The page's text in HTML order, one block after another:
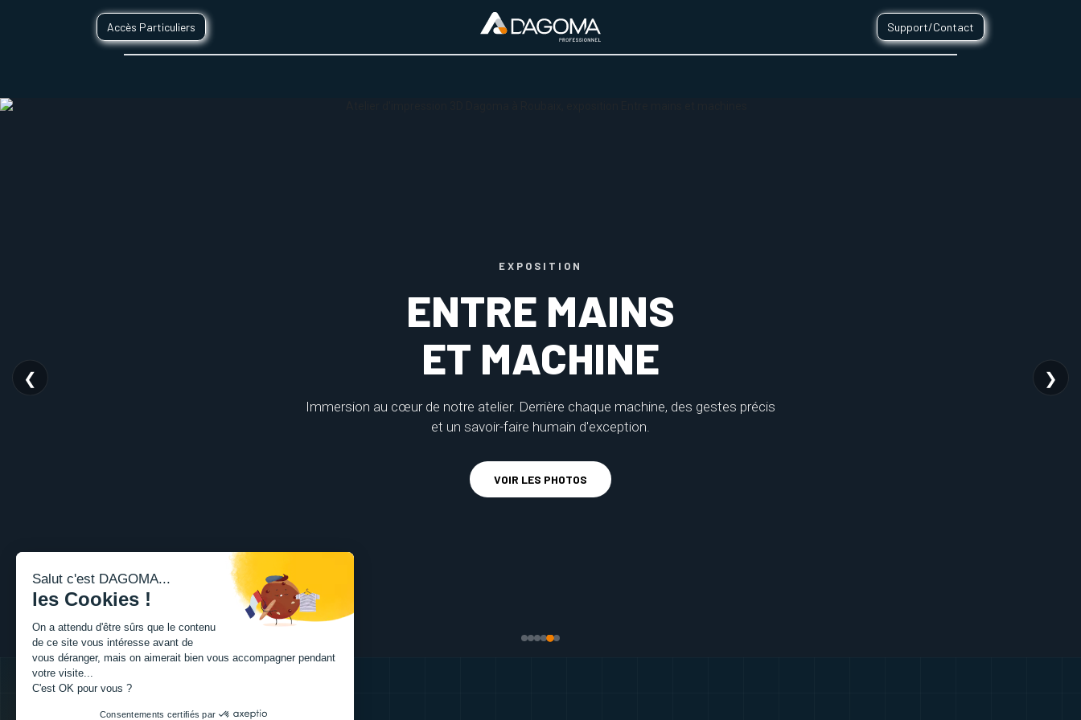
Accès Particuliers Support/Contact
EXPOSITION
ENTRE MAINS
ET MACHINE
Immersion au cœur de notre atelier. Derrière chaque machine, des gestes précis
et un savoir-faire humain d'exception.
VOIR LES PHOTOS
❮ ❯
Salut c'est DAGOMA...
les Cookies !
On a attendu d'être sûrs que le contenu
de ce site vous intéresse avant de
vous déranger, mais on aimerait bien vous accompagner pendant
votre visite...
C'est OK pour vous ?
Consentements certifiés par